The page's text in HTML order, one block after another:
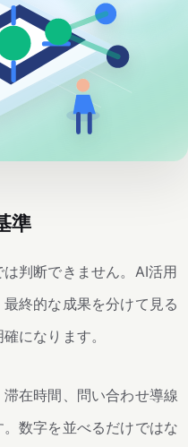
準
判断できません。AI活用
終的な成果を分けて見る
になります。
在時間、問い合わせ導線
数字を並べるだけではな